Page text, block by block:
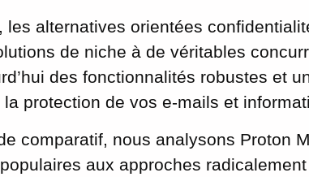
les alternatives orientées
de niche à de véritables
des fonctionnalités robustes et
protection de vos e-mails et
comparatif, nous analysons Proton
aux approches